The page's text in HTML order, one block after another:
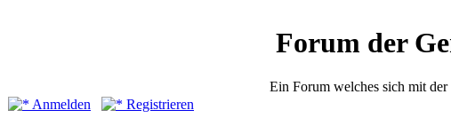
Forum der
Ein Forum welches sich mit
Anmelden
Registrieren